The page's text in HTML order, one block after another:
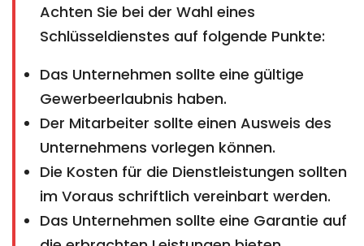
Achten Sie bei der Wahl eines
Schlüsseldienstes auf folgende Punkte:
Das Unternehmen sollte eine gültige
Gewerbeerlaubnis haben.
Der Mitarbeiter sollte einen Ausweis des
Unternehmens vorlegen können.
Die Kosten für die Dienstleistungen sollten
im Voraus schriftlich vereinbart werden.
Das Unternehmen sollte eine Garantie auf